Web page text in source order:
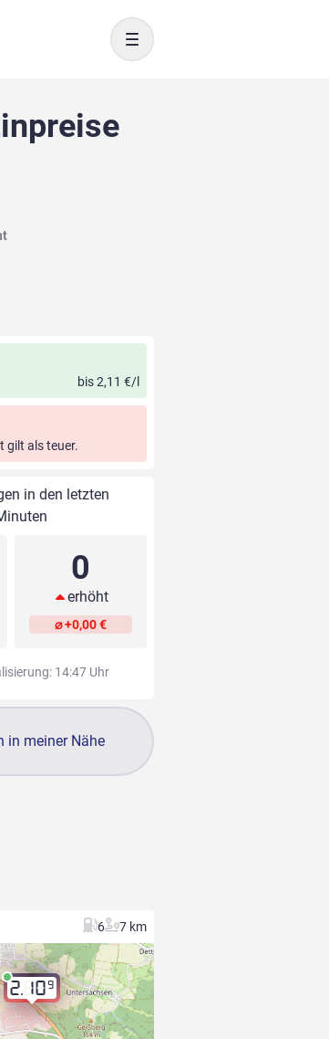
Toggle navigation
bis 2,11 €/l
gilt als teuer.
in den letzten
0
erhöht
⌀ +0,00 €
14:47 Uhr
in meiner Nähe
6 7 km
2.109